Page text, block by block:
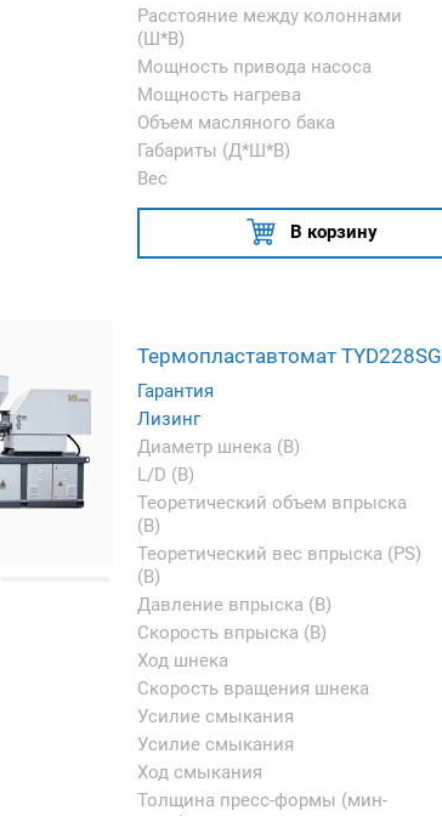
Расстояние между колоннами
(Ш*В)
Мощность привода насоса
Мощность нагрева
Объем масляного бака
Габариты (Д*Ш*В)
Вес
В корзину
Термопластавтомат TYD228SG
Гарантия
Лизинг
Диаметр шнека (B)
L/D (B)
Теоретический объем впрыска
(B)
Теоретический вес впрыска (PS)
(B)
Давление впрыска (B)
Скорость впрыска (B)
Ход шнека
Скорость вращения шнека
Усилие смыкания
Усилие смыкания
Ход смыкания
Толщина пресс-формы (мин-